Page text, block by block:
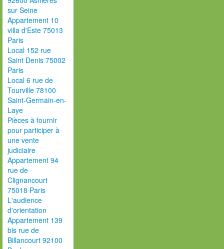
sur Seine
Appartement 10
villa d'Este 75013
Paris
Local 152 rue
Saint Denis 75002
Paris
Local 6 rue de
Tourville 78100
Saint-Germain-en-
Laye
Pièces à fournir
pour participer à
une vente
judiciaire
Appartement 94
rue de
Clignancourt
75018 Paris
L'audience
d'orientation
Appartement 139
bis rue de
Billancourt 92100